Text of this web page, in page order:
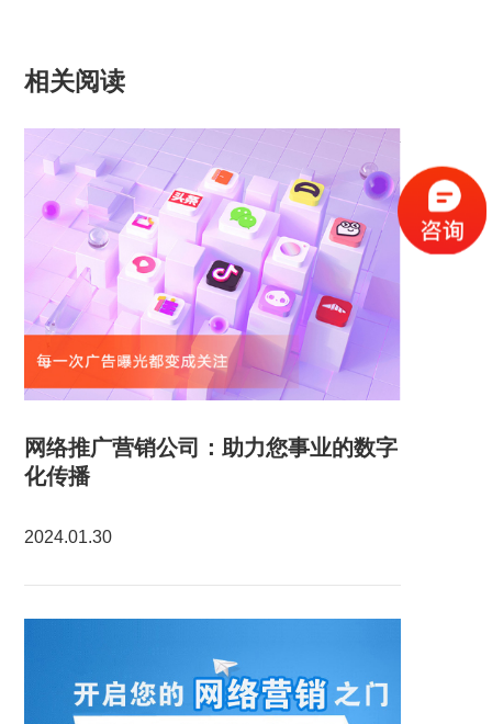
相关阅读
网络推广营销公司：助力您事业的数字
化传播
2024.01.30